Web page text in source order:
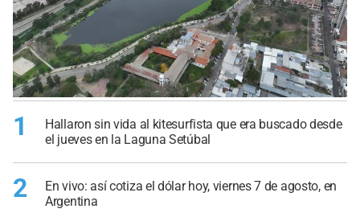
1
Hallaron sin vida al kitesurfista que era buscado desde
el jueves en la Laguna Setúbal
2
En vivo: así cotiza el dólar hoy, viernes 7 de agosto, en
Argentina